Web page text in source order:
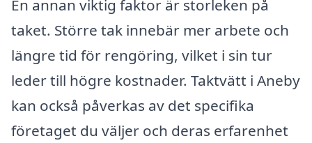
En annan viktig faktor är storleken på
taket. Större tak innebär mer arbete och
längre tid för rengöring, vilket i sin tur
leder till högre kostnader. Taktvätt i Aneby
kan också påverkas av det specifika
företaget du väljer och deras erfarenhet